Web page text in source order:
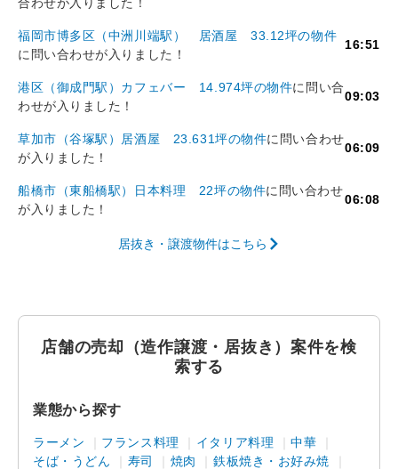
福岡市博多区（中洲川端駅） 居酒屋33.12坪の物件
に問い合わせが入りました！
16:51
港区（御成門駅）カフェバー 14.974坪の物件に問い合
わせが入りました！
09:03
草加市（谷塚駅）居酒屋 23.631坪の物件に問い合わせ
が入りました！
06:09
船橋市（東船橋駅）日本料理 22坪の物件に問い合わせ
が入りました！
06:08
居抜き・譲渡物件はこちら
店舗の売却（造作譲渡・居抜き）案件を検
索する
業態から探す
ラーメン フランス料理 イタリア料理
中華
そば・うどん
寿司 焼肉
鉄板焼き・お好み焼